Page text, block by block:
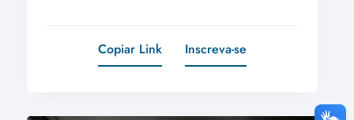
Copiar Link Inscreva-se